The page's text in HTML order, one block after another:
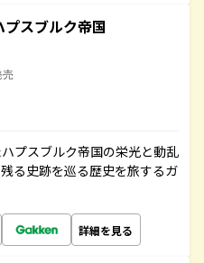
スブルク帝国
売
プスブルク帝国の栄光と動乱
る史跡を巡る歴史を旅するガ
詳細を見る